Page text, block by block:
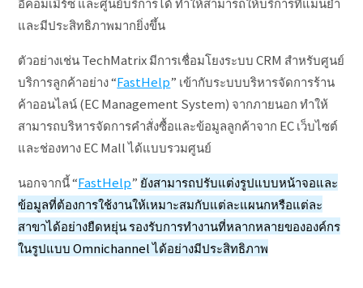
และมีประสิทธิภาพมากยิ่งขึ้น
ตัวอย่างเช่น TechMatrix มีการเชื่อมโยงระบบ CRM สำหรับศูนย์
บริการลูกค้าอย่าง “FastHelp” เข้ากับระบบบริหารจัดการร้าน
ค้าออนไลน์ (EC Management System) จากภายนอก ทำให้
สามารถบริหารจัดการคำสั่งซื้อและข้อมูลลูกค้าจาก EC เว็บไซต์
และช่องทาง EC Mall ได้แบบรวมศูนย์
นอกจากนี้ “FastHelp” ยังสามารถปรับแต่งรูปแบบหน้าจอและ
ข้อมูลที่ต้องการใช้งานให้เหมาะสมกับแต่ละแผนกหรือแต่ละ
สาขาได้อย่างยืดหยุ่น รองรับการทำงานที่หลากหลายขององค์กร
ในรูปแบบ Omnichannel ได้อย่างมีประสิทธิภาพ